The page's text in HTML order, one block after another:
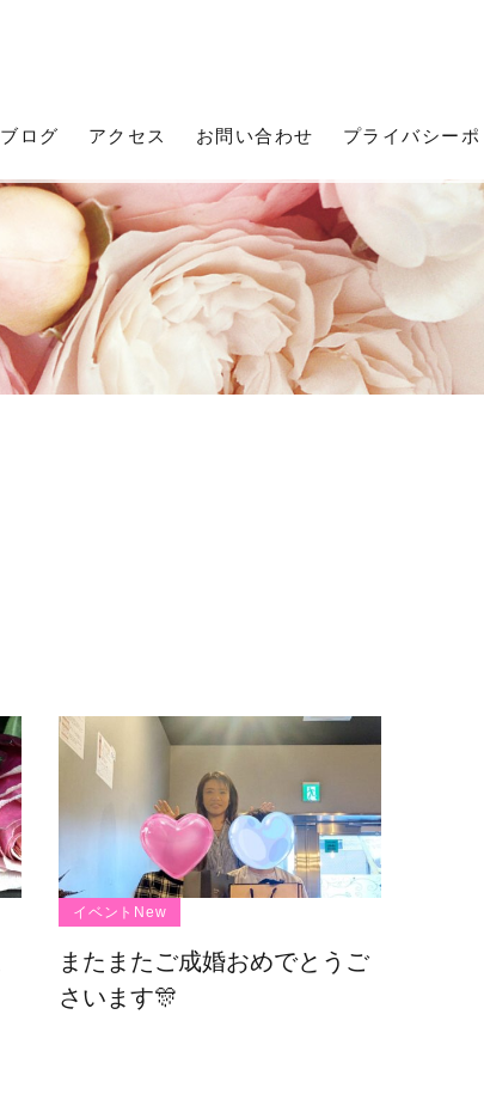
ブログ アクセス お問い合わせ プライバシー
イベントNew
またまたご成婚おめでとうご
さいます🎊